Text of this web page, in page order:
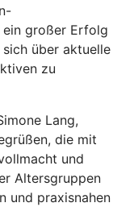
großer Erfolg
über aktuelle
zu
Lang,
die mit
und
Altersgruppen
und praxisnahen